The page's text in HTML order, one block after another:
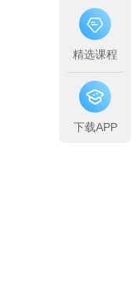
精选课程
下载APP